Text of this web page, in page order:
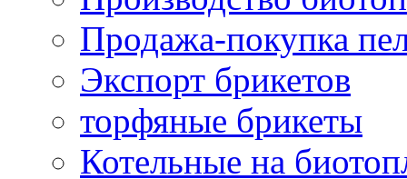
Продажа-покупка
Экспорт брикетов
торфяные брикеты
Котельные на